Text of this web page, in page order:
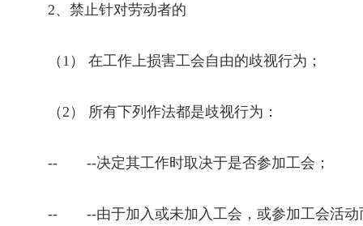
2、禁止针对劳动者的
（ 1 ） 在工作上损害工会自由的歧视行为；
（2 ） 所有下列作法都是歧视行为：
-- --决定其工作时取决于是否参加工会；
-- --由于加入或未加入工会，或参加工会活